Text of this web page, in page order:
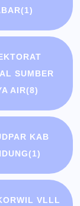
(1)
SUMBER
AIR(8)
KAB
(1)
VLLL